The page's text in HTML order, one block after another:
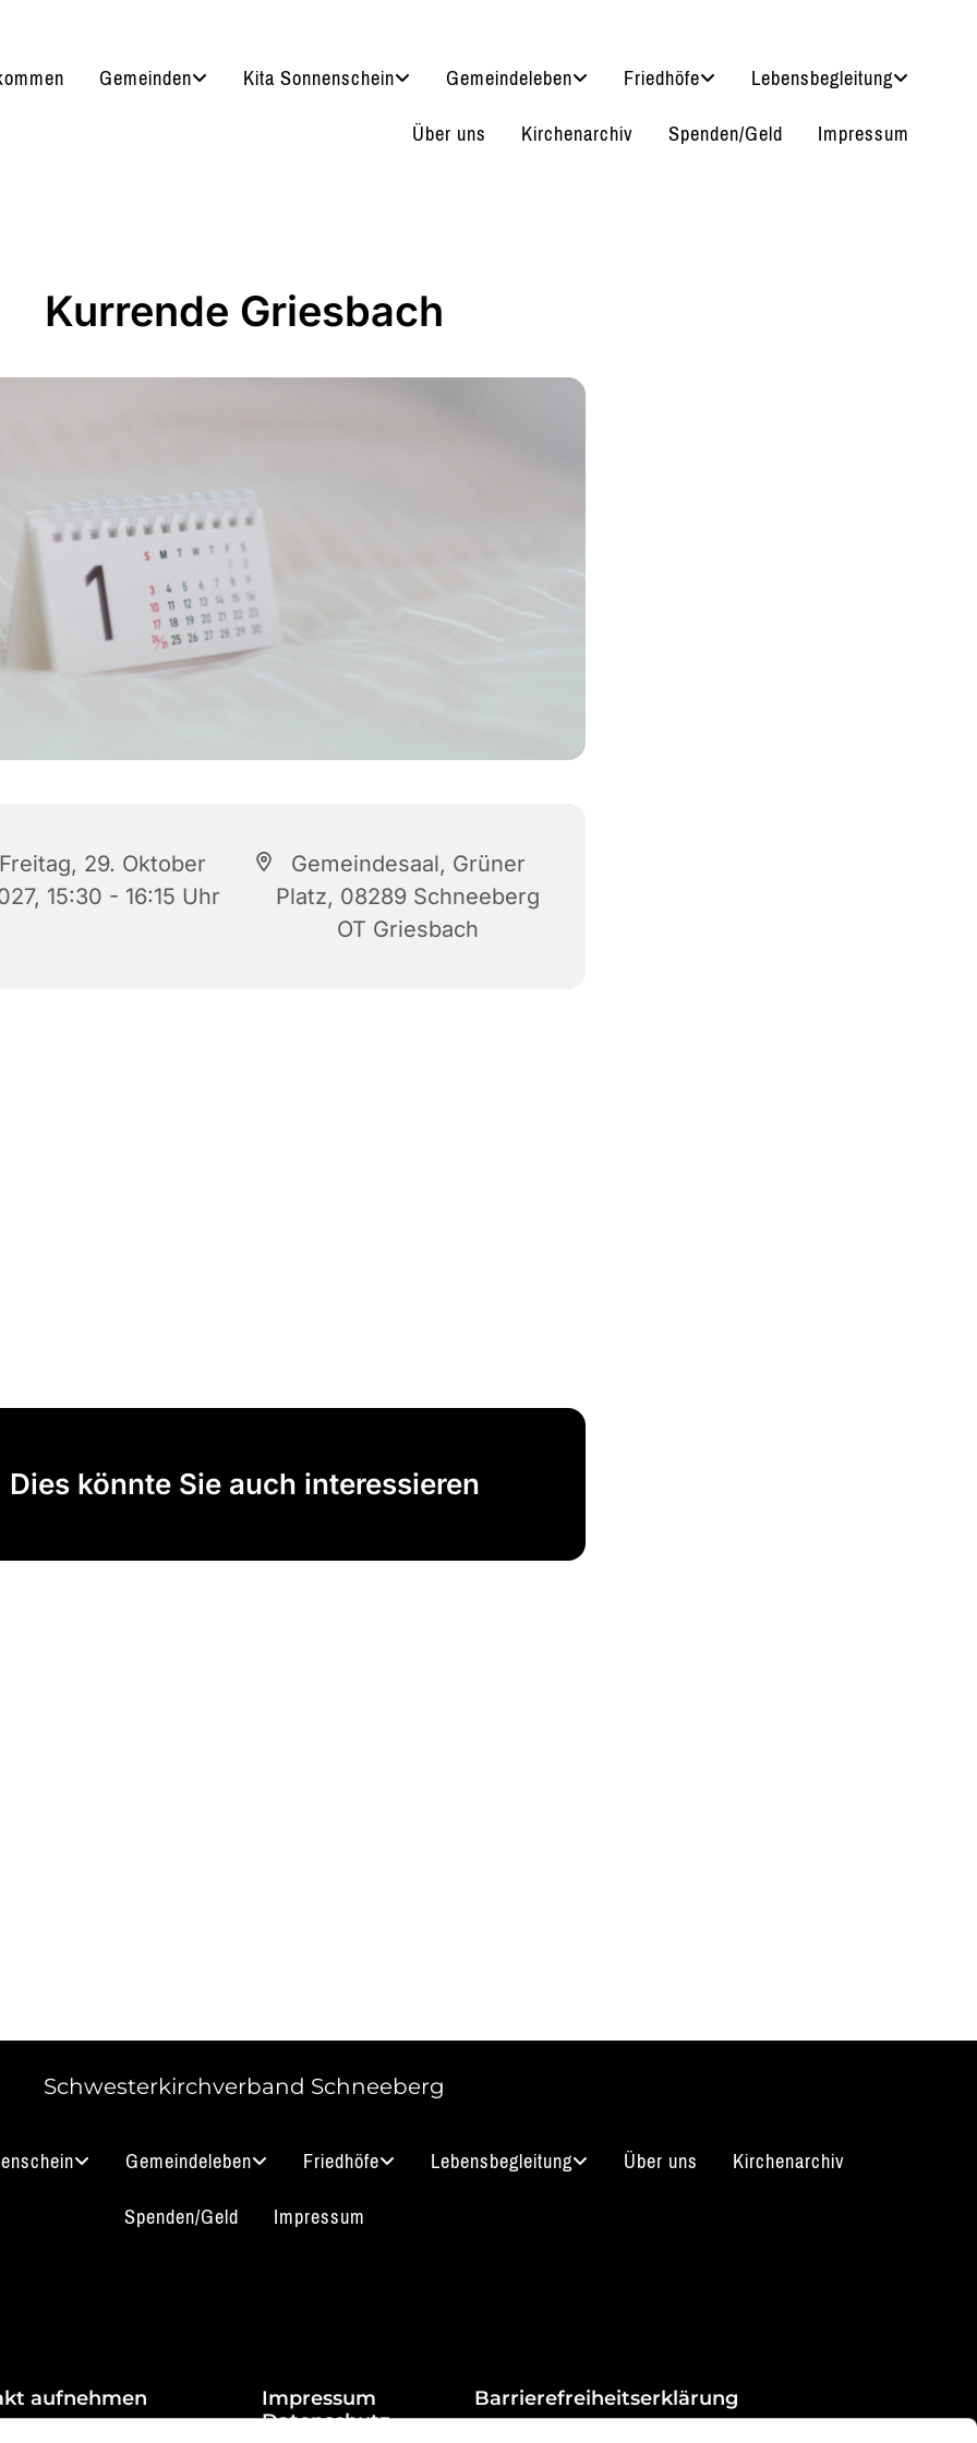
Gemeinden Kita Sonnenschein Gemeindeleben Friedhöfe
Lebensbegleitung
Über uns
Kirchenarchiv Spenden/Geld Impressum
Kurrende Griesbach
29. Oktober
15:30 - 16:15 Uhr
Gemeindesaal, Grüner
Platz, 08289 Schneeberg
OT Griesbach
Dies könnte Sie auch interessieren
Schwesterkirchverband Schneeberg
Gemeindeleben Friedhöfe Lebensbegleitung Über uns
Kirchenarchiv
Spenden/Geld
Impressum
aufnehmen
Impressum
Datenschutz
Barrierefreiheitserklärung